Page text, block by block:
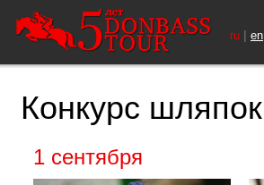
ru | en
Конкурс шляпок
1 сентября